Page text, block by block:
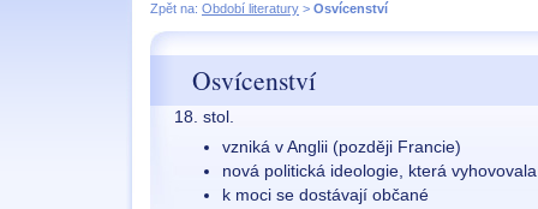
Zpět na: Období literatury > Osvícenství
Osvícenství
18. stol.
vzniká v Anglii (později Francie)
nová politická ideologie, která
k moci se dostávají občané